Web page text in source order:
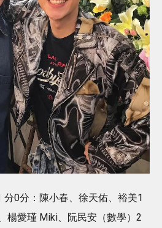
0分：陳小春、徐天佑、裕美1
楊愛瑾 Miki、阮民安（數學）2